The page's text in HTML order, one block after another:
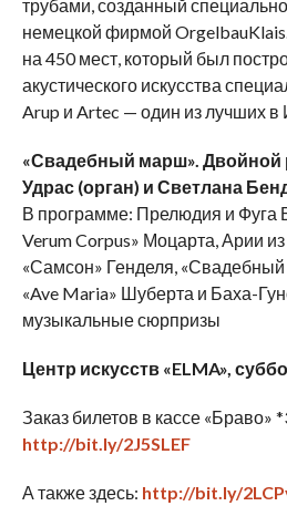
трубами, созданный
немецкой фирмой OrgelbauKlais.
на 450 мест, который был
акустического искусства
Arup и Artec — один из лучших в
«Свадебный марш». Двойной
Удрас (орган) и Светлана
В программе: Прелюдия и Фуга
Verum Corpus» Моцарта, Арии
«Самсон» Генделя,
«Ave Maria» Шуберта и Баха-
музыкальные сюрпризы
Центр искусств «ELMA»,
Заказ билетов в кассе «Браво»
http://bit.ly/2J5SLEF
А также здесь: http://bit.ly/